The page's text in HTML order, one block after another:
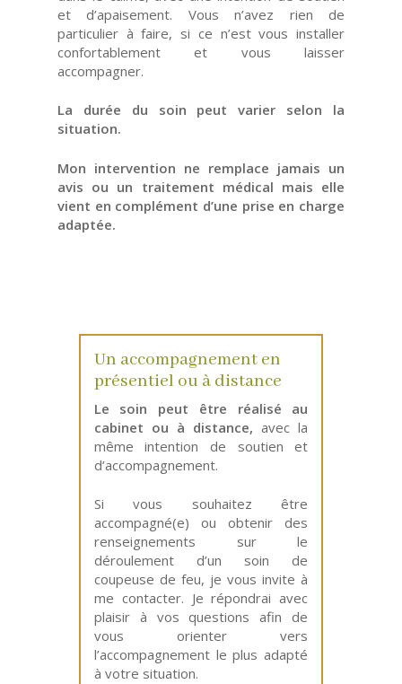
et d’apaisement. Vous n’avez rien de
particulier à faire, si ce n’est vous installer
confortablement et vous laisser
accompagner.
La durée du soin peut varier selon la
situation.
Mon intervention ne remplace jamais un
avis ou un traitement médical mais elle
vient en complément d’une prise en charge
adaptée.
Un accompagnement en
présentiel ou à distance
Le soin peut être réalisé au
cabinet ou à distance,avec la
même intention de soutien et
d’accompagnement.
Si vous souhaitez être
accompagné(e) ou obtenir des
renseignements sur le
déroulement d’un soin de
coupeuse de feu, je vous invite à
me contacter. Je répondrai avec
plaisir à vos questions afin de
vous orienter vers
l’accompagnement le plus adapté
à votre situation.